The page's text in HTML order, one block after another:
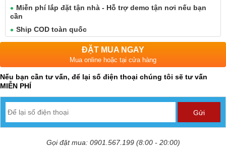
Miễn phí lắp đặt tận nhà - Hỗ trợ demo tận nơi nếu bạn
cần
Ship COD toàn quốc
ĐẶT MUA NGAY
Mua online hoặc tại cửa hàng
Nếu bạn cần tư vấn, để lại số điện thoại chúng tôi sẽ tư vấn
MIỄN PHÍ
Gọi đặt mua: 0901.567.199 (8:00 - 20:00)